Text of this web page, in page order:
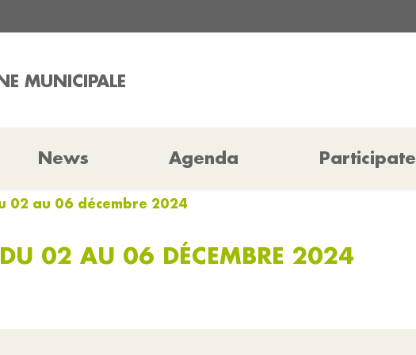
MUNICIPALE
News Agenda Participate
02 au 06 décembre 2024
02 AU 06 DÉCEMBRE 2024